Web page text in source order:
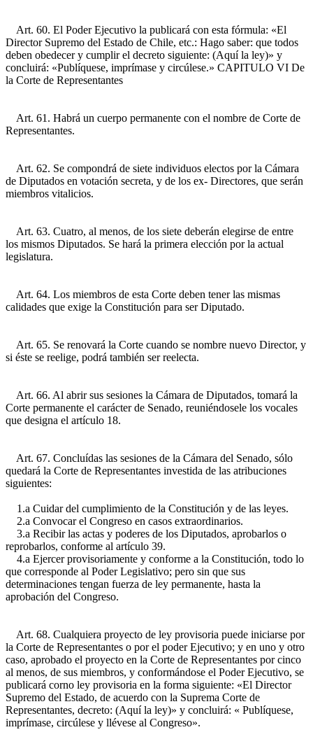
Art. 60. El Poder Ejecutivo la publicará con esta fórmula: «El
Director Supremo del Estado de Chile, etc.: Hago saber: que todos
deben obedecer y cumplir el decreto siguiente: (Aquí la ley)» y
concluirá: «Publíquese, imprímase y circúlese.» CAPITULO VI De
la Corte de Representantes
Art. 61. Habrá un cuerpo permanente con el nombre de Corte de
Representantes.
Art. 62. Se compondrá de siete individuos electos por la Cámara
de Diputados en votación secreta, y de los ex- Directores, que serán
miembros vitalicios.
Art. 63. Cuatro, al menos, de los siete deberán elegirse de entre
los mismos Diputados. Se hará la primera elección por la actual
legislatura.
Art. 64. Los miembros de esta Corte deben tener las mismas
calidades que exige la Constitución para ser Diputado.
Art. 65. Se renovará la Corte cuando se nombre nuevo Director, y
si éste se reelige, podrá también ser reelecta.
Art. 66. Al abrir sus sesiones la Cámara de Diputados, tomará la
Corte permanente el carácter de Senado, reuniéndosele los vocales
que designa el artículo 18.
Art. 67. Concluídas las sesiones de la Cámara del Senado, sólo
quedará la Corte de Representantes investida de las atribuciones
siguientes:
1.a Cuidar del cumplimiento de la Constitución y de las leyes.
2.a Convocar el Congreso en casos extraordinarios.
3.a Recibir las actas y poderes de los Diputados, aprobarlos o
reprobarlos, conforme al artículo 39.
4.a Ejercer provisoriamente y conforme a la Constitución, todo lo
que corresponde al Poder Legislativo; pero sin que sus
determinaciones tengan fuerza de ley permanente, hasta la
aprobación del Congreso.
Art. 68. Cualquiera proyecto de ley provisoria puede iniciarse por
la Corte de Representantes o por el poder Ejecutivo; y en uno y otro
caso, aprobado el proyecto en la Corte de Representantes por cinco
al menos, de sus miembros, y conformándose el Poder Ejecutivo, se
publicará corno ley provisoria en la forma siguiente: «El Director
Supremo del Estado, de acuerdo con la Suprema Corte de
Representantes, decreto: (Aquí la ley)» y concluirá: « Publíquese,
imprímase, circúlese y llévese al Congreso».